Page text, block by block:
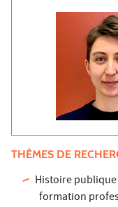
THÈMES DE
Histoire
formation